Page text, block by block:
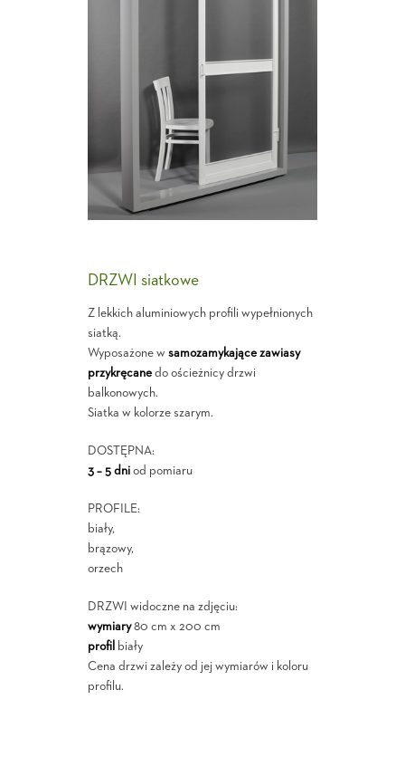
DRZWI siatkowe
Z lekkich aluminiowych profili wypełnionych
siatką.
Wyposażone w samozamykające zawiasy
przykręcanedo ościeżnicy drzwi
balkonowych.
Siatka w kolorze szarym.
DOSTĘPNA:
3 – 5 dniod pomiaru
PROFILE:
biały,
brązowy,
orzech
DRZWI widoczne na zdjęciu:
wymiary80 cm x 200 cm
profil biały
Cena drzwi zależy od jej wymiarów i koloru
profilu.